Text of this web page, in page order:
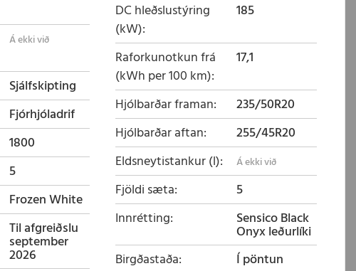
Sjálfskipting
Fjórhjóladrif
1800
5
Frozen White
Til afgreiðslu
september
2026
DC hleðslustýring
(kW)
185
Raforkunotkun frá
(kWh per 100 km)
17,1
Hjólbarðar framan
235/50R20
Hjólbarðar aftan
255/45R20
Eldsneytistankur (l)
Fjöldi sæta
5
Innrétting
Sensico Black
Onyx leðurlíki
Birgðastaða
Í pöntun